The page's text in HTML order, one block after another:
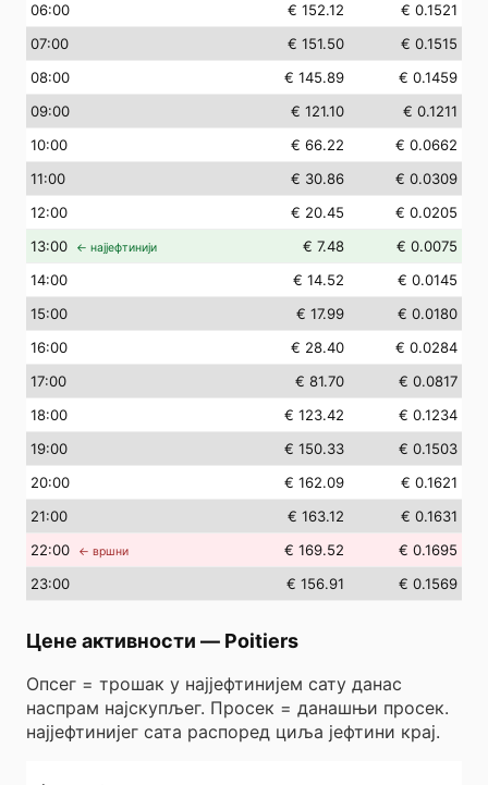
06:00 € 152.12
€ 0.1521
07:00 € 151.50
€ 0.1515
08:00 € 145.89
€ 0.1459
09:00 € 121.10
€ 0.1211
10:00 € 66.22
€ 0.0662
11:00 € 30.86
€ 0.0309
12:00 € 20.45
€ 0.0205
13:00 ← најјефтинији € 7.48
€ 0.0075
14:00 € 14.52
€ 0.0145
15:00 € 17.99
€ 0.0180
16:00 € 28.40
€ 0.0284
17:00 € 81.70
€ 0.0817
18:00 € 123.42
€ 0.1234
19:00 € 150.33
€ 0.1503
20:00 € 162.09
€ 0.1621
21:00 € 163.12
€ 0.1631
22:00 ← вршни € 169.52
€ 0.1695
23:00 € 156.91 € 0.1569
Цене активности — Poitiers
Опсег = трошак у најјефтинијем сату данас
наспрам најскупљег. Просек = данашњи просек.
најјефтинијег сата распоред циља јефтини крај.